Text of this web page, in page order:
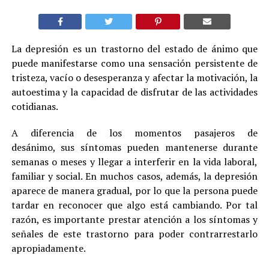
La depresión es un trastorno del estado de ánimo que
puede manifestarse como una sensación persistente de
tristeza, vacío o desesperanza y afectar la motivación, la
autoestima y la capacidad de disfrutar de las actividades
cotidianas.
A diferencia de los momentos pasajeros de
desánimo, sus síntomas pueden mantenerse durante
semanas o meses y llegar a interferir en la vida laboral,
familiar y social. En muchos casos, además, la depresión
aparece de manera gradual, por lo que la persona puede
tardar en reconocer que algo está cambiando. Por tal
razón, es importante prestar atención a los síntomas y
señales de este trastorno para poder contrarrestarlo
apropiadamente.